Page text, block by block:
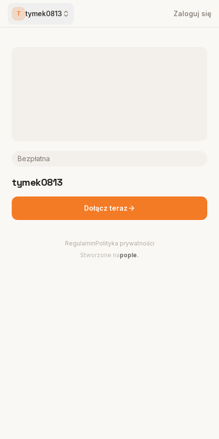
T tymek0813 Zaloguj się
Bezpłatna
tymek0813
Dołącz teraz
RegulaminPolityka prywatności
Stworzone napople.